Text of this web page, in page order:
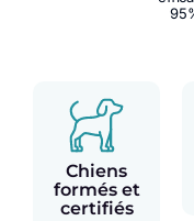
Chiens
formés et
certifiés